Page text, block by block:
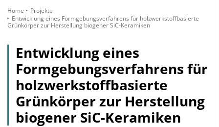
Home
Projekte
Entwicklung eines Formgebungsverfahrens für holzwerkstoffbasierte
Grünkörper zur Herstellung biogener SiC-Keramiken
Entwicklung eines
Formgebungsverfahrens für
holzwerkstoffbasierte
Grünkörper zur Herstellung
biogener SiC-Keramiken